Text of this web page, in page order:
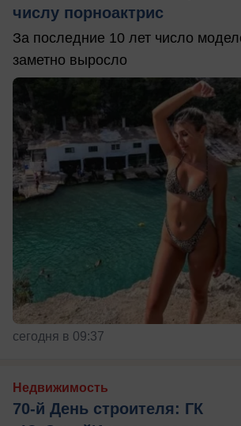
числу порноактрис
За последние 10 лет число
заметно выросло
сегодня в 09:37
Недвижимость
70-й День строителя: ГК